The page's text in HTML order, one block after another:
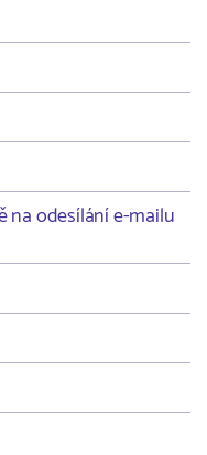
na odesílání e-mailu